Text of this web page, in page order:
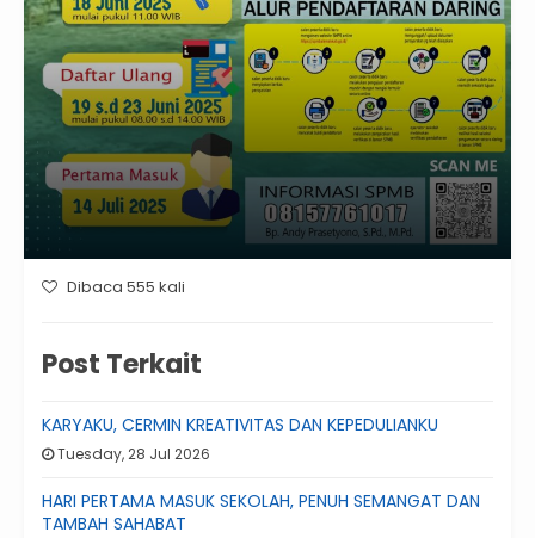
Dibaca 555 kali
Post Terkait
KARYAKU, CERMIN KREATIVITAS DAN KEPEDULIANKU
Tuesday, 28 Jul 2026
HARI PERTAMA MASUK SEKOLAH, PENUH SEMANGAT DAN
TAMBAH SAHABAT